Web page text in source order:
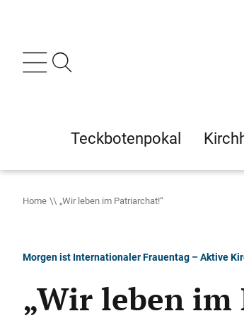
Teckbotenpokal
Home „Wir leben im Patriarchat!“
Morgen ist Internationaler Frauentag – Aktive
„Wir leben